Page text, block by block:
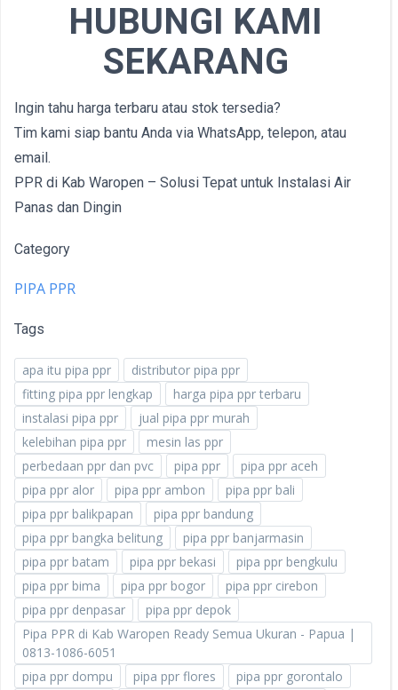
HUBUNGI KAMI
SEKARANG
Ingin tahu harga terbaru atau stok tersedia?
Tim kami siap bantu Anda via WhatsApp, telepon, atau
email.
PPR di Kab Waropen – Solusi Tepat untuk Instalasi Air
Panas dan Dingin
Category
PIPA PPR
Tags
apa itu pipa ppr
distributor pipa ppr
fitting pipa ppr lengkap
harga pipa ppr terbaru
instalasi pipa ppr
jual pipa ppr murah
kelebihan pipa ppr
mesin las ppr
perbedaan ppr dan pvc
pipa ppr
pipa ppr aceh
pipa ppr alor
pipa ppr ambon
pipa ppr bali
pipa ppr balikpapan
pipa ppr bandung
pipa ppr bangka belitung
pipa ppr banjarmasin
pipa ppr batam
pipa ppr bekasi
pipa ppr bengkulu
pipa ppr bima
pipa ppr bogor
pipa ppr cirebon
pipa ppr denpasar
pipa ppr depok
Pipa PPR di Kab Waropen Ready Semua Ukuran - Papua |
0813-1086-6051
pipa ppr dompu
pipa ppr flores pipa ppr gorontalo